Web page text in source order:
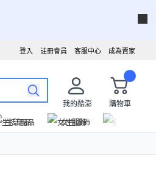
成為賣家
客服中心
註冊會員
登入
我的酷澎
購物車
生活用品 女性服飾